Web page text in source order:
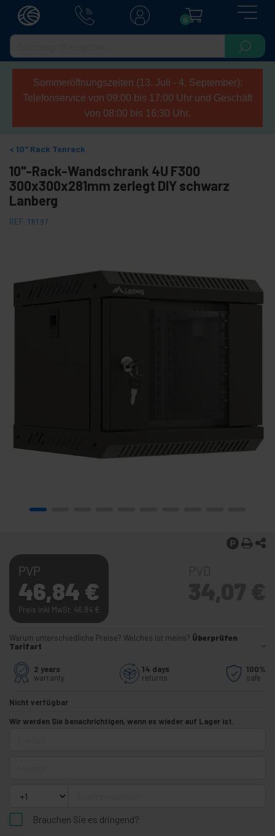
0
Sommeröffnungszeiten (13. Juli - 4. September):
Telefonservice von 09:00 bis 17:00 Uhr und Geschäft
von 08:00 bis 16:30 Uhr.
10" Rack Tenrack
10"-Rack-Wandschrank 4U F300
300x300x281mm zerlegt DIY schwarz
Lanberg
REF: TR197
PVP
46,84 €
Preis inkl MwSt: 46,84 €
Warum unterschiedliche Preise? Welches ist meins? Überprüfen
Tarifart
2 years
warranty
14 days
returns
100%
safe
Nicht verfügbar
Wir werden Sie benachrichtigen, wenn es wieder auf Lager ist.
Brauchen Sie es dringend?